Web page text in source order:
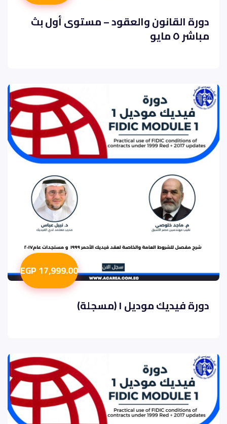
دورة القانون والعقود – مستوى أول بث
مباشر ٥ مايو
17,999.00 EGP
دورة فيديك موديل ١ (مسجلة)